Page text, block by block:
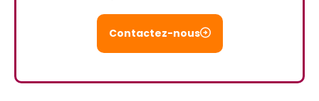
Contactez-nous